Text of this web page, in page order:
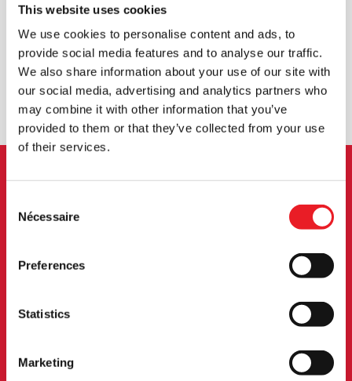
This website uses cookies
We use cookies to personalise content and ads, to
provide social media features and to analyse our traffic.
We also share information about your use of our site with
our social media, advertising and analytics partners who
may combine it with other information that you’ve
provided to them or that they’ve collected from your use
of their services.
Selection
Nécessaire
Preferences
Statistics
Marketing
£.
£.
EXPÉDITION DANS LE MONDE ENTIER
LA PLUS GRANDE GAMME DU
ROYAUME-UNI
ÉCHANGE OU RETOUR DEMANDES SUR MESURE
INSCRIPTION AU BULLETIN
D'INFORMATION
Inscrivez-vous pour recevoir les dernières
événements et plus encore.